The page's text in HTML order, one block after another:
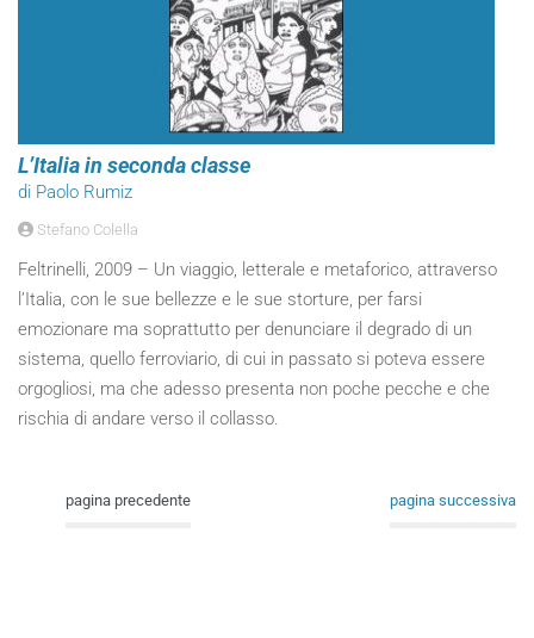
L’Italia in seconda classe
di Paolo Rumiz
Stefano Colella
Feltrinelli, 2009 – Un viaggio, letterale e metaforico, attraverso
l’Italia, con le sue bellezze e le sue storture, per farsi
emozionare ma soprattutto per denunciare il degrado di un
sistema, quello ferroviario, di cui in passato si poteva essere
orgogliosi, ma che adesso presenta non poche pecche e che
rischia di andare verso il collasso.
pagina precedente pagina successiva